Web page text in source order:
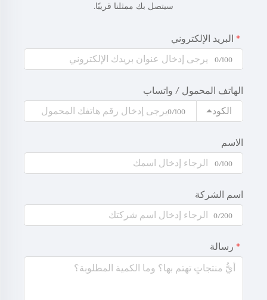
سيتصل بك ممثلنا قريبًا.
البريد الإلكتروني
0/100
الهاتف المحمول / واتساب
الكود
0/100
الاسم
0/100
اسم الشركة
0/200
رسالة